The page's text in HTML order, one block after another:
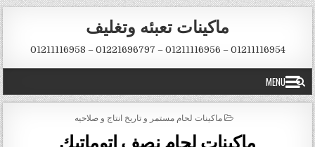
Skip to content
ماكينات تعبئه وتغليف
01211116954 – 01211116956 – 01221696797 – 01211116958
MENU
POSTED IN
ماكينات لحام مستمر و تاريخ انتاج و صلاحيه
ماكينات لحام نصف اتوماتيك